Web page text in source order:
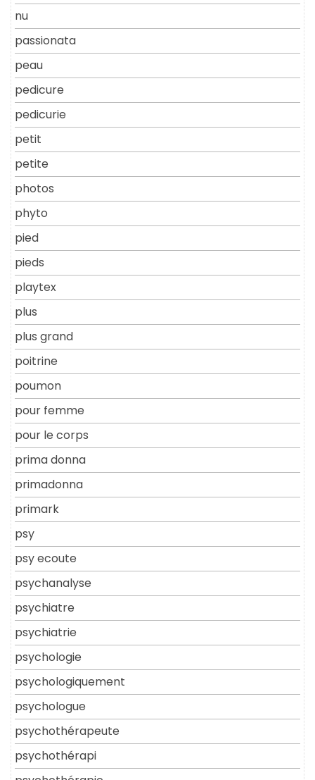
nu
passionata
peau
pedicure
pedicurie
petit
petite
photos
phyto
pied
pieds
playtex
plus
plus grand
poitrine
poumon
pour femme
pour le corps
prima donna
primadonna
primark
psy
psy ecoute
psychanalyse
psychiatre
psychiatrie
psychologie
psychologiquement
psychologue
psychothérapeute
psychothérapi